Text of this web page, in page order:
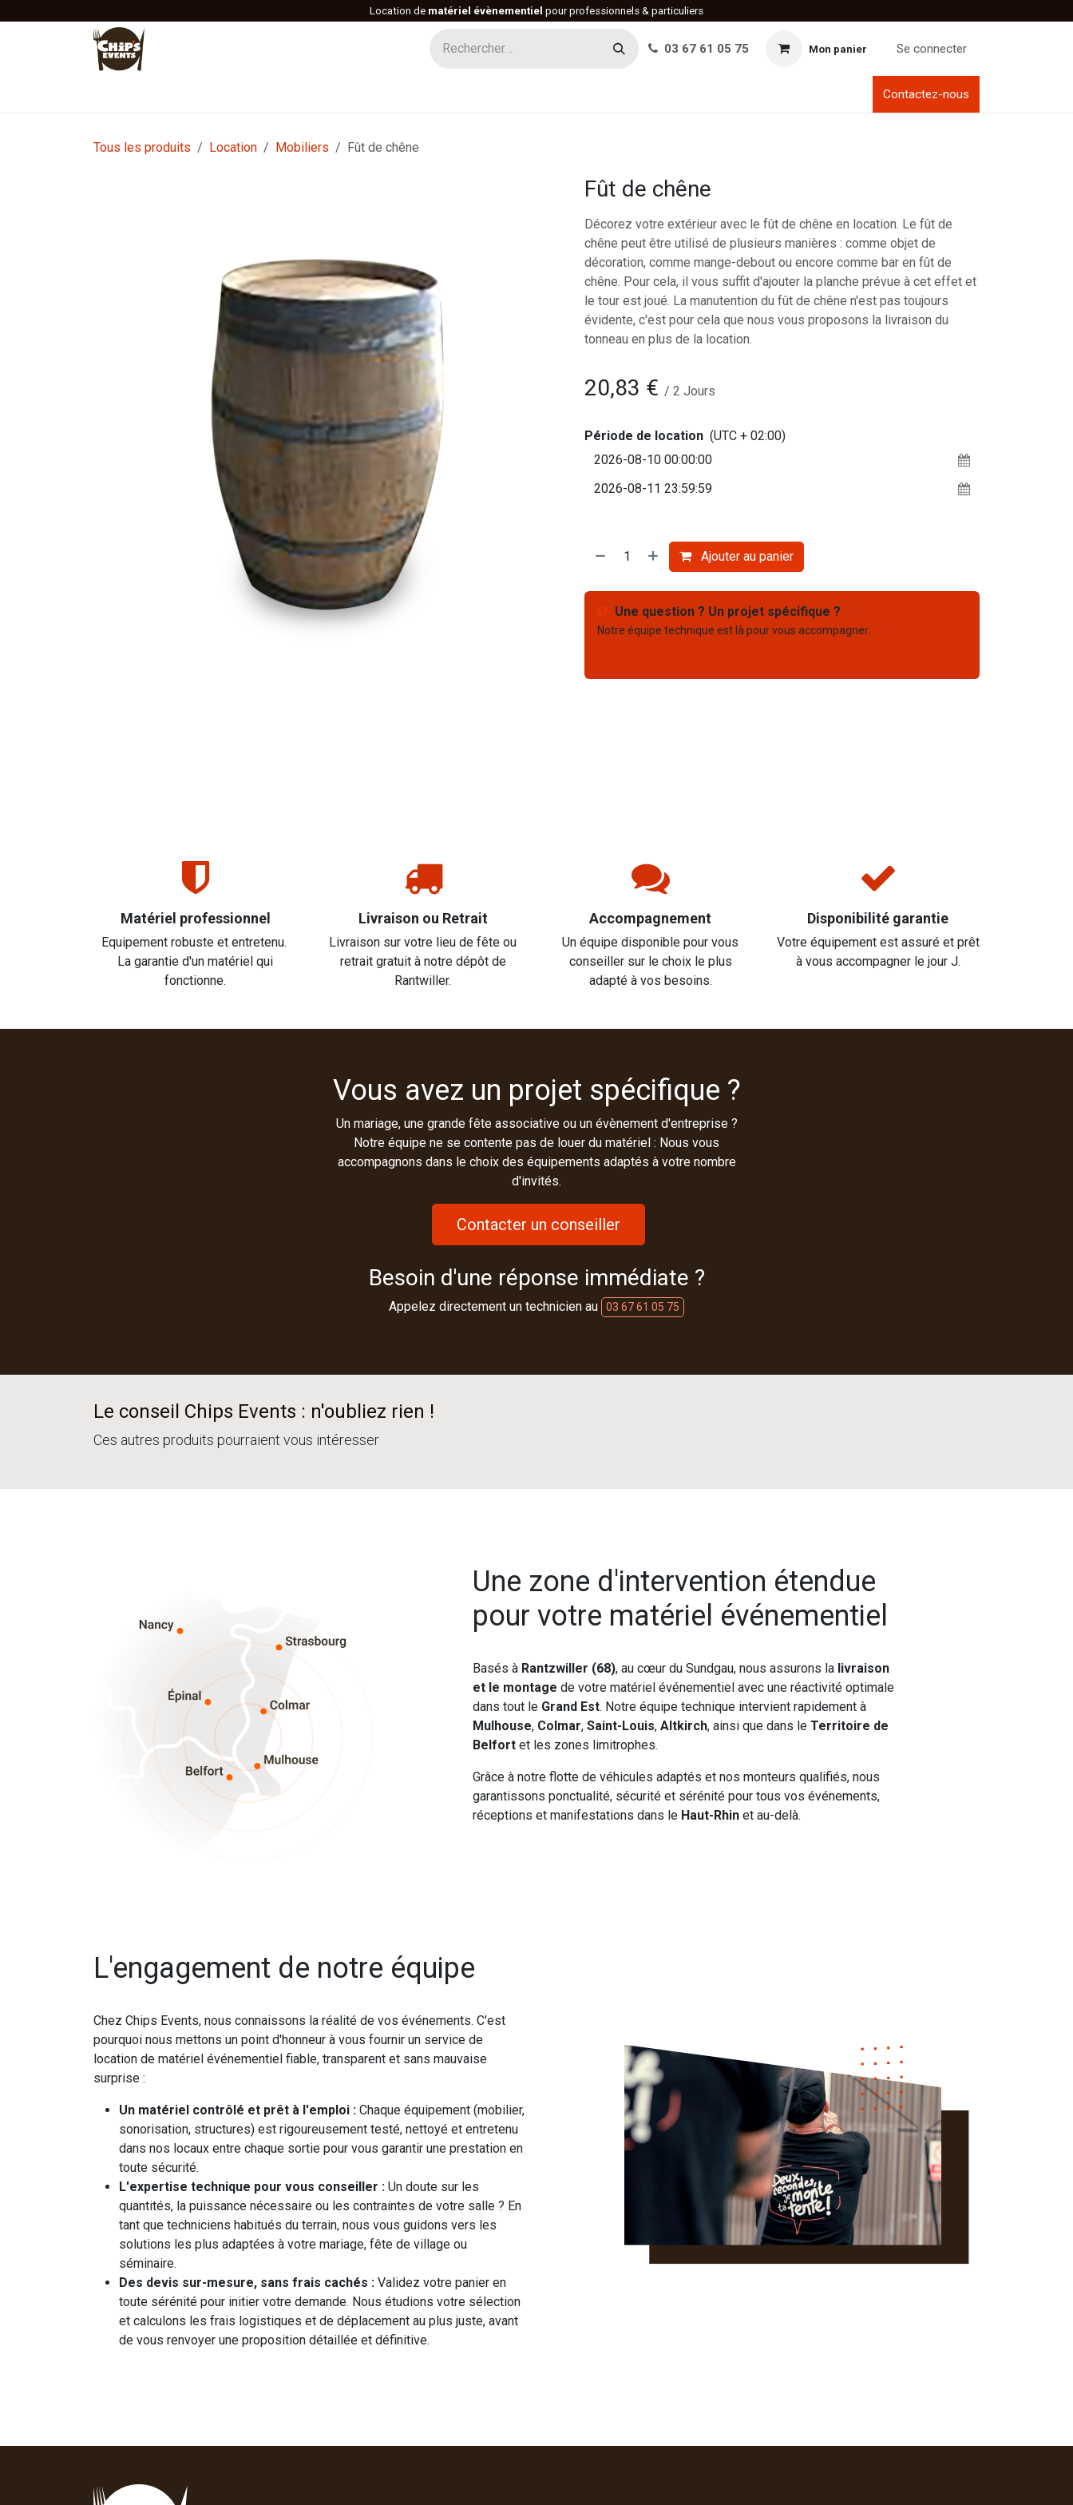
Location de matériel évènementiel pour professionnels & particuliers
03 67 61 05 75 Mon panier Se connecter
Contactez-nous
Tous les produits Location Mobiliers Fût de chêne
Fût de chêne
Décorez votre extérieur avec le fût de chêne en location. Le fût de
chêne peut être utilisé de plusieurs manières : comme objet de
décoration, comme mange-debout ou encore comme bar en fût de
chêne. Pour cela, il vous suffit d'ajouter la planche prévue à cet effet et
le tour est joué. La manutention du fût de chêne n'est pas toujours
évidente, c'est pour cela que nous vous proposons la livraison du
tonneau en plus de la location.
20,83 € / 2 Jours
Période de location (UTC + 02:00)
Ajouter au panier
Une question ? Un projet spécifique ?
Notre équipe technique est là pour vous accompagner.
Matériel professionnel
Equipement robuste et entretenu.
La garantie d'un matériel qui
fonctionne.
Livraison ou Retrait
Livraison sur votre lieu de fête ou
retrait gratuit à notre dépôt de
Rantwiller.
Accompagnement
Un équipe disponible pour vous
conseiller sur le choix le plus
adapté à vos besoins.
Disponibilité garantie
Votre équipement est assuré et prêt
à vous accompagner le jour J.
Vous avez un projet spécifique ?
Un mariage, une grande fête associative ou un évènement d'entreprise ?
Notre équipe ne se contente pas de louer du matériel : Nous vous
accompagnons dans le choix des équipements adaptés à votre nombre
d'invités.
Contacter un conseiller
Besoin d'une réponse immédiate ?
Appelez directement un technicien au 03 67 61 05 75
Le conseil Chips Events : n'oubliez rien !
Ces autres produits pourraient vous intéresser
Une zone d'intervention étendue
pour votre matériel événementiel
Basés à Rantzwiller (68), au cœur du Sundgau, nous assurons la livraison
et le montage de votre matériel événementiel avec une réactivité optimale
dans tout le Grand Est. Notre équipe technique intervient rapidement à
Mulhouse, Colmar, Saint-Louis, Altkirch, ainsi que dans le Territoire de
Belfort et les zones limitrophes.
Grâce à notre flotte de véhicules adaptés et nos monteurs qualifiés, nous
garantissons ponctualité, sécurité et sérénité pour tous vos événements,
réceptions et manifestations dans le Haut-Rhin et au-delà.
L'engagement de notre équipe
Chez Chips Events, nous connaissons la réalité de vos événements. C'est
pourquoi nous mettons un point d'honneur à vous fournir un service de
location de matériel événementiel fiable, transparent et sans mauvaise
surprise :
Un matériel contrôlé et prêt à l'emploi : Chaque équipement (mobilier,
sonorisation, structures) est rigoureusement testé, nettoyé et entretenu
dans nos locaux entre chaque sortie pour vous garantir une prestation en
toute sécurité.
L'expertise technique pour vous conseiller : Un doute sur les
quantités, la puissance nécessaire ou les contraintes de votre salle ? En
tant que techniciens habitués du terrain, nous vous guidons vers les
solutions les plus adaptées à votre mariage, fête de village ou
séminaire.
Des devis sur-mesure, sans frais cachés : Validez votre panier en
toute sérénité pour initier votre demande. Nous étudions votre sélection
et calculons les frais logistiques et de déplacement au plus juste, avant
de vous renvoyer une proposition détaillée et définitive.